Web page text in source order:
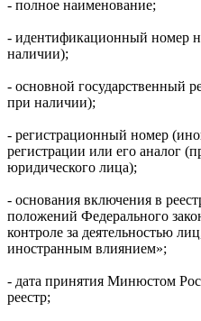
- полное наименование;
- идентификационный номер
наличии);
- основной государственный
при наличии);
- регистрационный номер
регистрации или его аналог
юридического лица);
- основания включения в
положений Федерального
контроле за деятельностью
иностранным влиянием»;
- дата принятия Минюстом
реестр;